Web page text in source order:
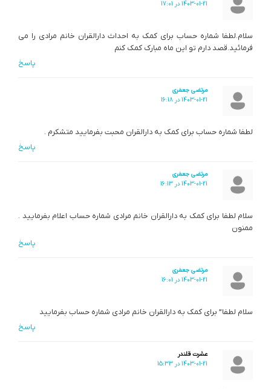
1403-01-21 در 17:01
سلام.لطفا شماره حساب برای کمک به احداث دارالقران خانم مرادی را می
فرمائید.قصد دارم تو این ماه مبارک کمک کنم
پاسخ
مرتضی جعفری
1403-01-21 در 16:18
لطفا شماره حساب برای کمک به دارالقران محبت بفرمایید متشکرم .
پاسخ
مرتضی جعفری
1403-01-21 در 16:13
سلام لطفا برای کمک به دارالقران خانم مرادی شماره حساب اعلام بفرمایید .
ممنون
پاسخ
مرتضی جعفری
1403-01-21 در 16:01
سلام لطفا” برای کمک به دارالقران خانم مرادی شماره حساب بفرمایید
پاسخ
عشرت قلندر
1403-01-21 در 15:33